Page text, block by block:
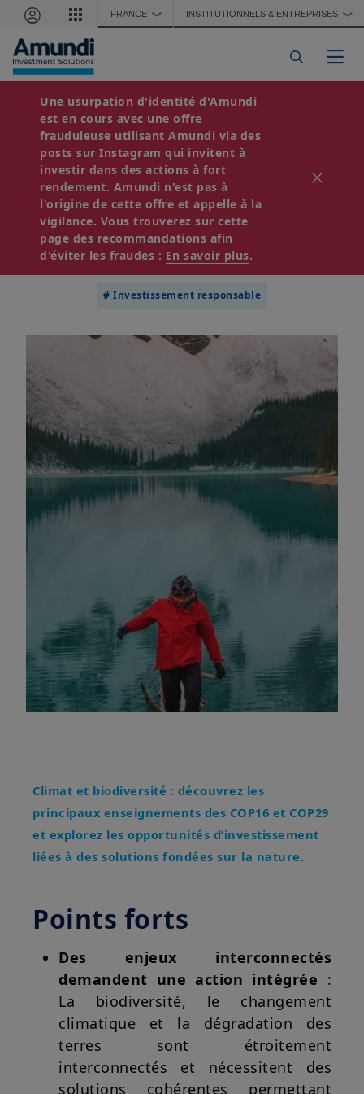
Aller au contenu principal
FRANCE ❯ INSTITUTIONNELS & ENTREPRISES ❯
Une usurpation d'identité d'Amundi
est en cours avec une offre
frauduleuse utilisant Amundi via des
posts sur Instagram qui invitent à
investir dans des actions à fort
rendement. Amundi n'est pas à
l'origine de cette offre et appelle à la
vigilance. Vous trouverez sur cette
page des recommandations afin
d'éviter les fraudes : En savoir plus.
26 novembre, 20244 minutes de lecture
ESG Thema - Principaux
enseignements de la
COP16 et la COP29 pour
la finance durable
# Investissement responsable
Climat et biodiversité : découvrez les
principaux enseignements des COP16 et COP29
et explorez les opportunités d’investissement
liées à des solutions fondées sur la nature.
Points forts
Des enjeux interconnectés
demandent une action intégrée :
La biodiversité, le changement
climatique et la dégradation des
terres sont étroitement
interconnectés et nécessitent des
solutions cohérentes permettant